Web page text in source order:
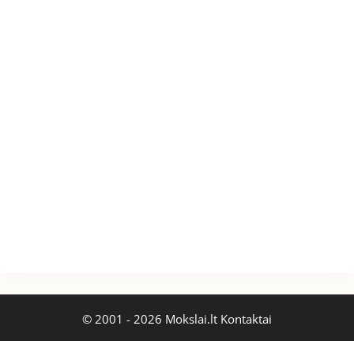
© 2001 - 2026 Mokslai.lt Kontaktai